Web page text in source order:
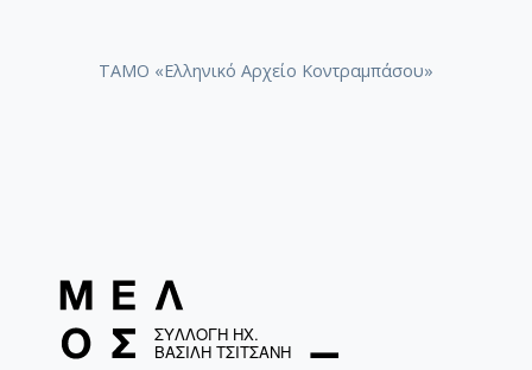
ΤΑΜΟ «Ελληνικό Αρχείο Κοντραμπάσου»